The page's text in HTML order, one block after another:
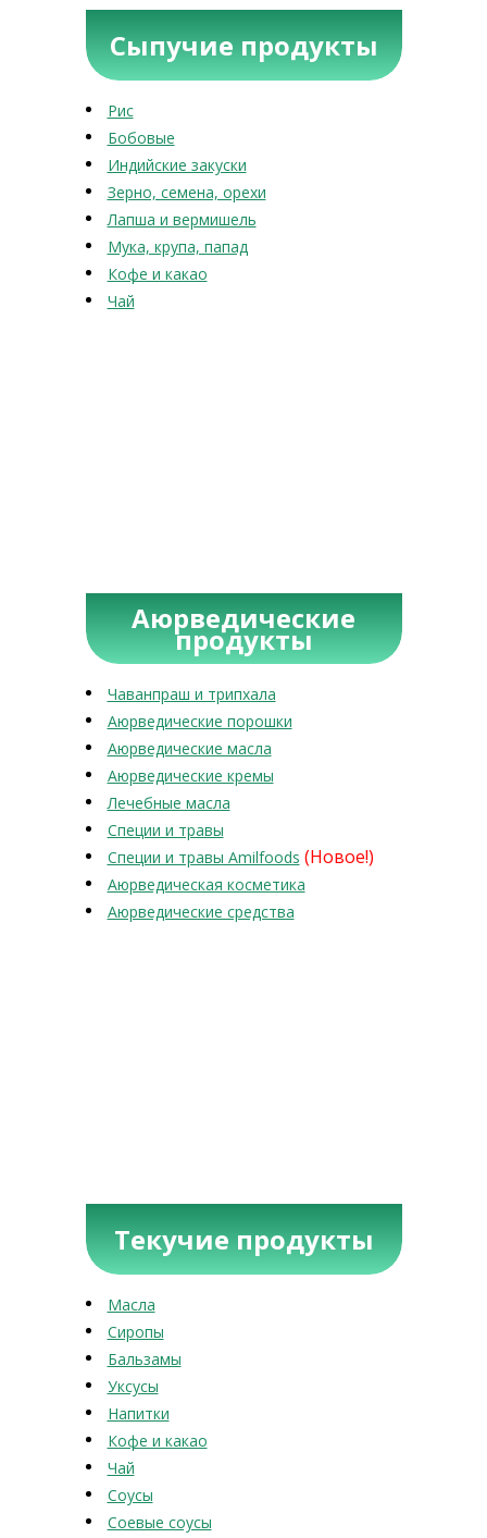
Сыпучие продукты
Рис
Бобовые
Индийские закуски
Зерно, семена, орехи
Лапша и вермишель
Мука, крупа, папад
Кофе и какао
Чай
Аюрведические
продукты
Чаванпраш и трипхала
Аюрведические порошки
Аюрведические масла
Аюрведические кремы
Лечебные масла
Специи и травы
Специи и травы Amilfoods (Новое!)
Аюрведическая косметика
Аюрведические средства
Текучие продукты
Масла
Сиропы
Бальзамы
Уксусы
Напитки
Кофе и какао
Чай
Соусы
Соевые соусы